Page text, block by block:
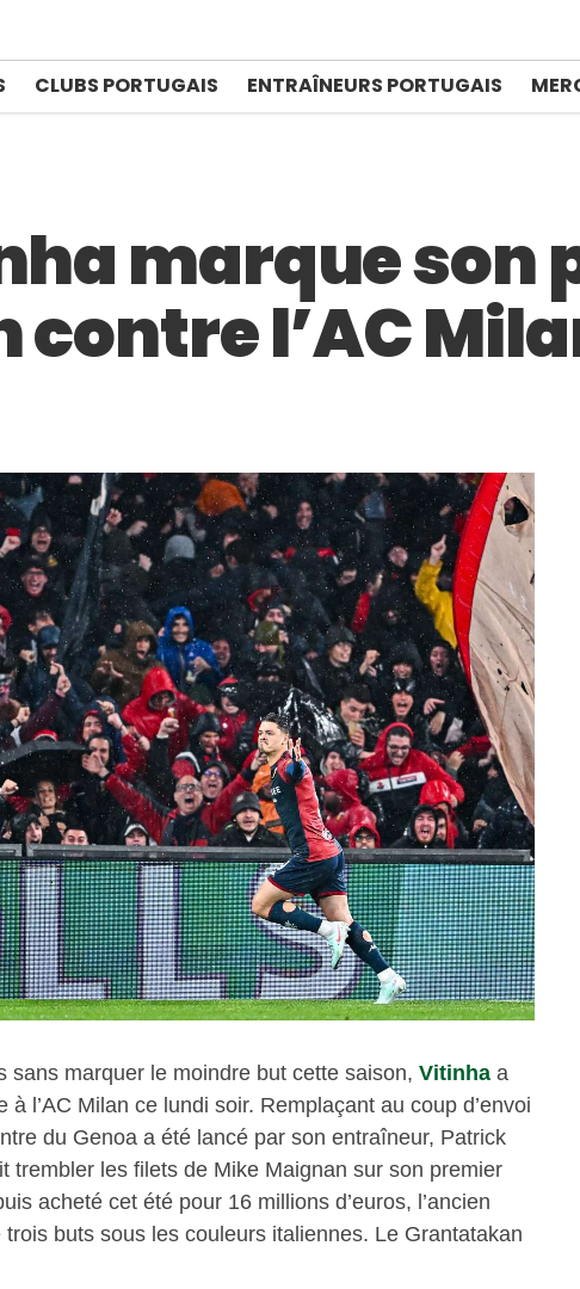
CLUBS PORTUGAIS ENTRAÎNEURS PORTUGAIS
marque son
contre l’AC
sans marquer le moindre but cette saison, Vitinha a
l’AC Milan ce lundi soir. Remplaçant au coup d’envoi
du Genoa a été lancé par son entraîneur, Patrick
trembler les filets de Mike Maignan sur son premier
acheté cet été pour 16 millions d’euros, l’ancien
buts sous les couleurs italiennes. Le Grantatakan